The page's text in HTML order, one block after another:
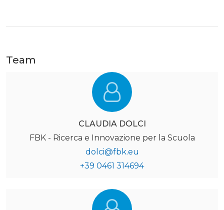
Team
CLAUDIA DOLCI
FBK - Ricerca e Innovazione per la Scuola
dolci@fbk.eu
+39 0461 314694